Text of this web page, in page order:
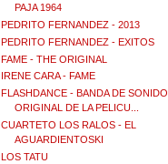
PAJA 1964
PEDRITO FERNANDEZ - 2013
PEDRITO FERNANDEZ - EXITOS
FAME - THE ORIGINAL
IRENE CARA - FAME
FLASHDANCE - BANDA DE SONIDO
ORIGINAL DE LA PELICU...
CUARTETO LOS RALOS - EL
AGUARDIENTOSKI
LOS TATU